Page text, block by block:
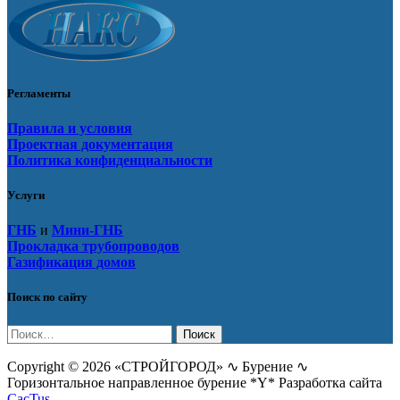
Регламенты
Правила и условия
Проектная документация
Политика конфиденциальности
Услуги
ГНБ и Мини-ГНБ
Прокладка трубопроводов
Газификация домов
Поиск по сайту
Найти:
Copyright © 2026 «СТРОЙГОРОД» ∿ Бурение ∿
Горизонтальное направленное бурение *Y* Разработка сайта